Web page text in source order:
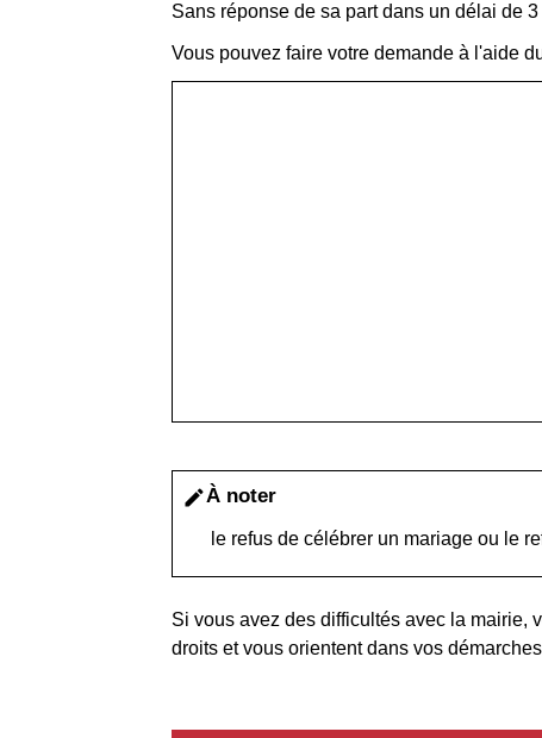
Sans réponse de sa part dans un délai de
Vous pouvez faire votre demande à l'aide
editÀ noter
le refus de célébrer un mariage ou le
Si vous avez des difficultés avec la mairie,
droits et vous orientent dans vos